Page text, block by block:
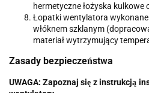
hermetycznełożyska kulkowe
Łopatki wentylatora
włóknem szklanym
materiałwytrzymujący
Zasady bezpieczeństwa
UWAGA: Zapoznaj się z instrukcją